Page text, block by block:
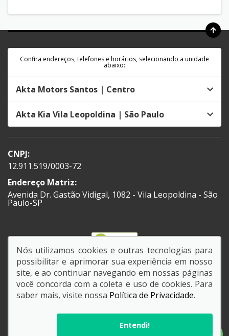
Confira endereços, telefones e horários, selecionando a unidade
abaixo:
Akta Motors Santos | Centro
Akta Kia Vila Leopoldina | São Paulo
CNPJ:
12.911.519/0003-72
Endereço Matriz:
Avenida Dr. Gastão Vidigal, 1082 - Vila Leopoldina - São
Paulo-SP
AutoForce - Todos os direitos reservados.
Política de privacidade.
Nós utilizamos cookies e outras tecnologias para
possibilitar e aprimorar sua experiência em nosso
site, e ao continuar navegando em nossas páginas
você concorda com a coleta e uso de cookies. Para
saber mais, visite nossa Política de Privacidade.
Entendi!